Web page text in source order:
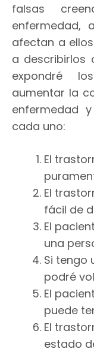
falsas
enfermedad,
afectan a
a describirlos
expondré
aumentar la
enfermedad
cada uno:
El
El
fácil de
El
una
Si tengo
podré
El
puede
El
estado